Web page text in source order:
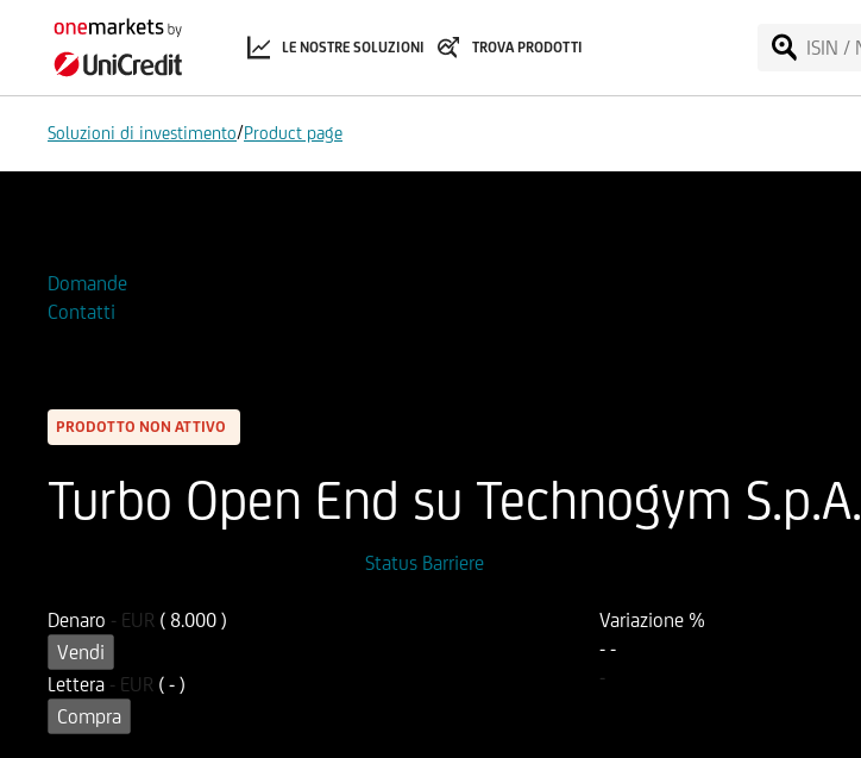
LE NOSTRE SOLUZIONI TROVA PRODOTTI
Soluzioni di investimento/Product page
Domande
Contatti
PRODOTTO NON ATTIVO
Turbo Open End su Technogym S.p.A.
Status Barriere
Denaro - EUR ( 8.000 )
Vendi
Lettera - EUR ( - )
Compra
Variazione %
--
-